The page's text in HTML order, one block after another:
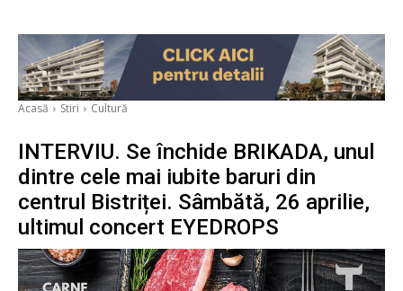
Acasă Stiri Cultură
INTERVIU. Se închide BRIKADA, unul
dintre cele mai iubite baruri din
centrul Bistriței. Sâmbătă, 26 aprilie,
ultimul concert EYEDROPS